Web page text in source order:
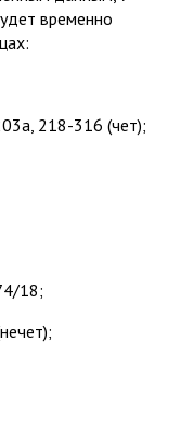
временно
218-316 (чет);
18;